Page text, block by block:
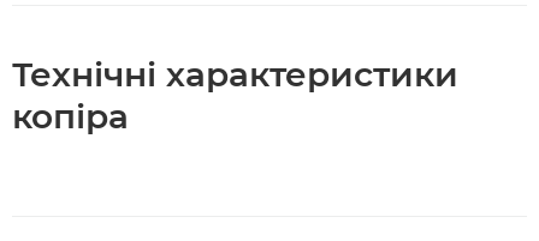
Технічні характеристики
копіра